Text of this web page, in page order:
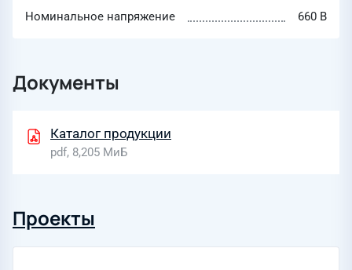
Номинальное напряжение
660 В
Документы
Каталог продукции
pdf, 8,205 МиБ
Проекты